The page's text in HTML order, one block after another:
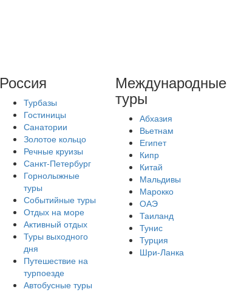
Россия
Турбазы
Гостиницы
Санатории
Золотое кольцо
Речные круизы
Санкт-Петербург
Горнолыжные
туры
Событийные туры
Отдых на море
Активный отдых
Туры выходного
дня
Путешествие на
турпоезде
Автобусные туры
Международные
туры
Абхазия
Вьетнам
Египет
Кипр
Китай
Мальдивы
Марокко
ОАЭ
Таиланд
Тунис
Турция
Шри-Ланка